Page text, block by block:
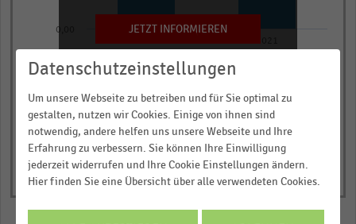
1
displaying
Ausgaben
in
Millionen
Euro.
0,00
End
interactive
JETZT INFORMIEREN
Datenschutzeinstellungen
Um unsere Webseite zu betreiben und für Sie optimal zu
gestalten, nutzen wir Cookies. Einige von ihnen sind
notwendig, andere helfen uns unsere Webseite und Ihre
Erfahrung zu verbessern. Sie können Ihre Einwilligung
jederzeit widerrufen und Ihre Cookie Einstellungen ändern.
Hier finden Sie eine Übersicht über alle verwendeten Cookies.